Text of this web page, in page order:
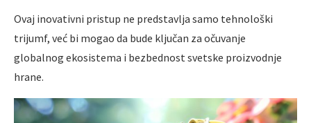
Ovaj inovativni pristup ne predstavlja samo tehnološki
trijumf, već bi mogao da bude ključan za očuvanje
globalnog ekosistema i bezbednost svetske proizvodnje
hrane.